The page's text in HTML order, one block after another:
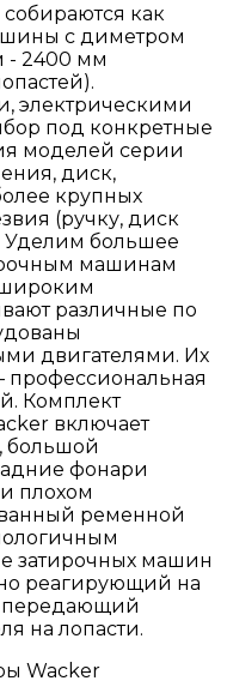
как
с диметром
- 2400 мм
электрическими
под конкретные
моделей серии
диск,
крупных
(ручку, диск
Уделим большее
машинам
различные по
двигателями. Их
Комплект
включает
большой
фонари
плохом
ременной
затирочных машин
реагирующий на
передающий
на лопасти.
Wacker